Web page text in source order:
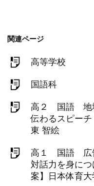
関連ページ
高等学校
国語科
高２ 国語 地
伝わるスピー
東 智絵
高１ 国語 広
対話力を身に
案】日本体育